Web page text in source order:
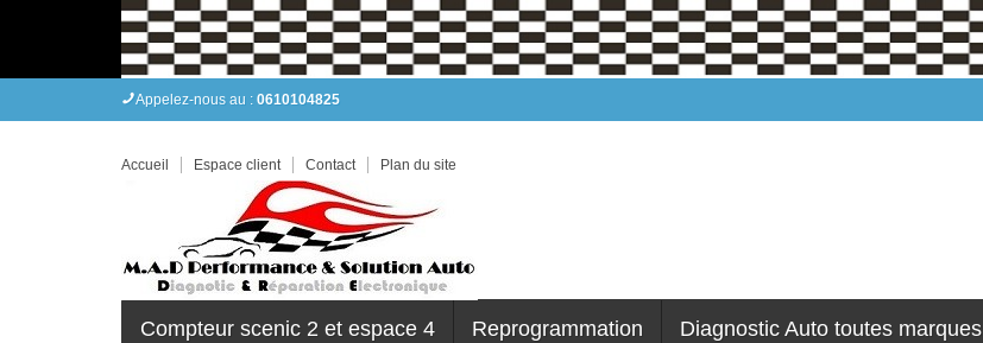
Appelez-nous au : 0610104825
Accueil Espace client Contact Plan du site
Compteur scenic 2 et espace 4 Reprogrammation Diagnostic Auto toutes marques